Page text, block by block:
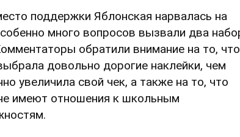
поддержки Яблонская нарвалась на
много вопросов вызвали два
обратили внимание на то, что
довольно дорогие наклейки, чем
увеличила свой чек, а также на то, что
имеют отношения к школьным